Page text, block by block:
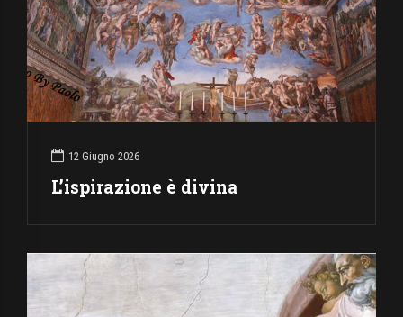
12 Giugno 2026
L’ispirazione è divina